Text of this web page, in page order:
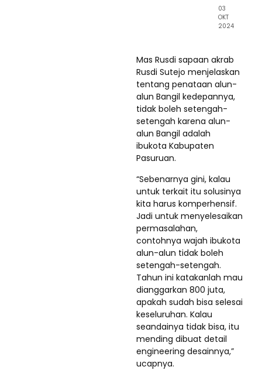
03
OKT
2024
Mas Rusdi sapaan akrab
Rusdi Sutejo menjelaskan
tentang penataan alun-
alun Bangil kedepannya,
tidak boleh setengah-
setengah karena alun-
alun Bangil adalah
ibukota Kabupaten
Pasuruan.
“Sebenarnya gini, kalau
untuk terkait itu solusinya
kita harus komperhensif.
Jadi untuk menyelesaikan
permasalahan,
contohnya wajah ibukota
alun-alun tidak boleh
setengah-setengah.
Tahun ini katakanlah mau
dianggarkan 800 juta,
apakah sudah bisa selesai
keseluruhan. Kalau
seandainya tidak bisa, itu
mending dibuat detail
engineering desainnya,”
ucapnya.